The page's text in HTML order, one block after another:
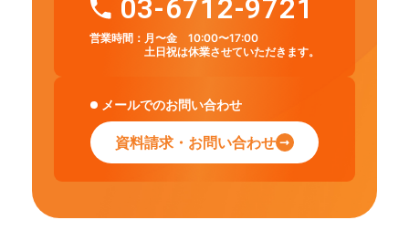
03-6712-9721
営業時間： 月〜金 10:00〜17:00
土日祝は休業させていただきます。
メールでのお問い合わせ
資料請求・お問い合わせ